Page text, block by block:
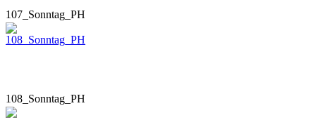
107_Sonntag_PH
108_Sonntag_PH